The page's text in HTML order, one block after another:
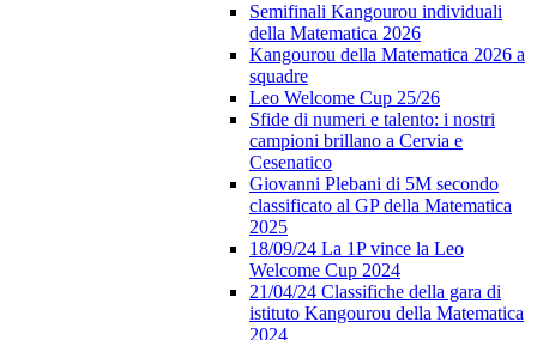
Semifinali Kangourou individuali
della Matematica 2026
Kangourou della Matematica 2026 a
squadre
Leo Welcome Cup 25/26
Sfide di numeri e talento: i nostri
campioni brillano a Cervia e
Cesenatico
Giovanni Plebani di 5M secondo
classificato al GP della Matematica
2025
18/09/24 La 1P vince la Leo
Welcome Cup 2024
21/04/24 Classifiche della gara di
istituto Kangourou della Matematica
2024